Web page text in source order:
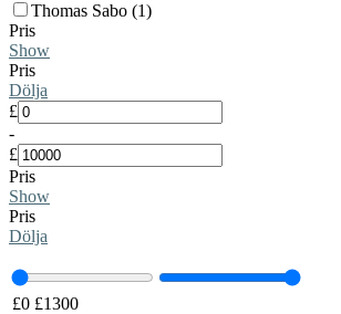
Thomas Sabo (1)
Pris
Show
Pris
Dölja
£
-
£
Pris
Show
Pris
Dölja
£0 £1300